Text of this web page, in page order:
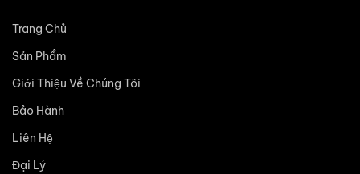
Trang Chủ
Sản Phẩm
Giới Thiệu Về Chúng Tôi
Bảo Hành
Liên Hệ
Đại Lý